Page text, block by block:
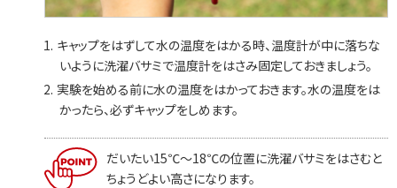
キャップをはずして水の温度をはかる時、温度計が中に落ちな
いように洗濯バサミで温度計をはさみ固定しておきましょう。
実験を始める前に水の温度をはかっておきます。水の温度をは
かったら、必ずキャップをしめます。
だいたい15℃〜18℃の位置に洗濯バサミをはさむと
ちょうどよい高さになります。